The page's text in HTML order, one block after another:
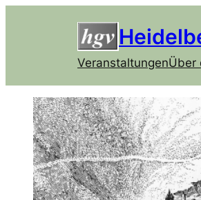
VeranstaltungenÜber